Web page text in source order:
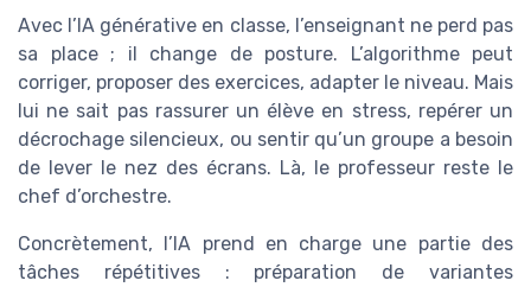
Avec l’IA générative en classe, l’enseignant ne perd pas
sa place ; il change de posture. L’algorithme peut
corriger, proposer des exercices, adapter le niveau. Mais
lui ne sait pas rassurer un élève en stress, repérer un
décrochage silencieux, ou sentir qu’un groupe a besoin
de lever le nez des écrans. Là, le professeur reste le
chef d’orchestre.
Concrètement, l’IA prend en charge une partie des
tâches répétitives : préparation de variantes